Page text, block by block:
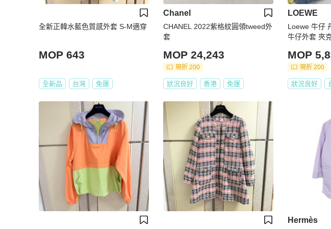
全新正韓水藍色質感外套 S-M適穿
MOP 643
全新品 台灣 免運
Chanel
CHANEL 2022紫格紋圓領tweed外
套
MOP 24,243
現折 200
狀況良好 香港 免運
LOEWE
Loewe 牛仔
牛仔外套 夾
MOP
現折 200
狀況良好
Hermès